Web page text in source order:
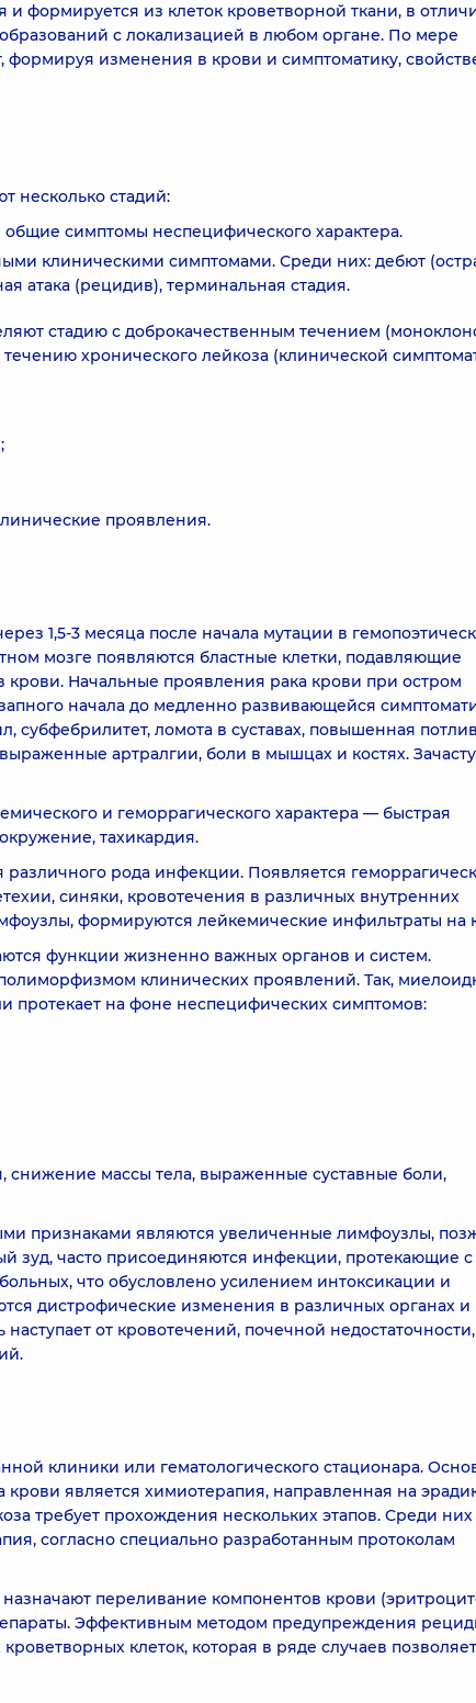
и формируется из клеток кроветворной ткани, в
с локализацией в любом органе. По мере
формируя изменения в крови и симптоматику,
несколько стадий:
симптомы неспецифического характера.
клиническими симптомами. Среди них: дебют
атака (рецидив), терминальная стадия.
стадию с доброкачественным течением
хронического лейкоза (клинической
проявления.
1,5-3 месяца после начала мутации в
мозге появляются бластные клетки, подавляющие
Начальные проявления рака крови при остром
начала до медленно развивающейся
субфебрилитет, ломота в суставах, повышенная
артралгии, боли в мышцах и костях.
и геморрагического характера — быстрая
тахикардия.
рода инфекции. Появляется
синяки, кровотечения в различных внутренних
формируются лейкемические инфильтраты на
функции жизненно важных органов и систем.
клинических проявлений. Так,
протекает на фоне неспецифических симптомов:
снижение массы тела, выраженные суставные боли,
признаками являются увеличенные лимфоузлы,
зуд, часто присоединяются инфекции, протекающие с
что обусловлено усилением интоксикации и
дистрофические изменения в различных органах и
от кровотечений, почечной недостаточности,
клиники или гематологического стационара.
является химиотерапия, направленная на
требует прохождения нескольких этапов. Среди них
согласно специально разработанным протоколам
переливание компонентов крови
Эффективным методом предупреждения
клеток, которая в ряде случаев позволяет